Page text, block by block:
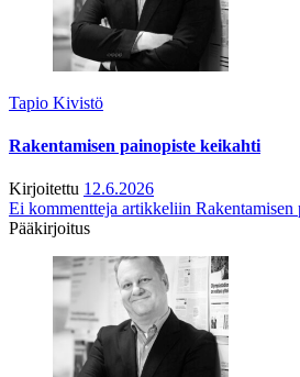
Tapio Kivistö
Rakentamisen painopiste keikahti
Kirjoitettu 12.6.2026
Ei kommentteja artikkeliin Rakentamisen
Pääkirjoitus